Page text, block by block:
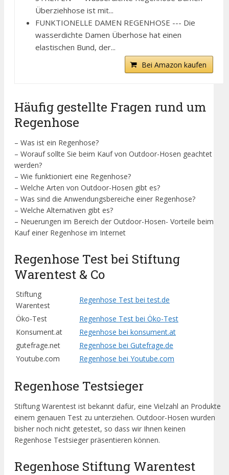
Überziehhose ist mit...
FUNKTIONELLE DAMEN REGENHOSE --- Die
wasserdichte Damen Überhose hat einen
elastischen Bund, der...
Bei Amazon kaufen
Häufig gestellte Fragen rund um
Regenhose
– Was ist ein Regenhose?
– Worauf sollte Sie beim Kauf von Outdoor-Hosen geachtet
werden?
– Wie funktioniert eine Regenhose?
– Welche Arten von Outdoor-Hosen gibt es?
– Was sind die Anwendungsbereiche einer Regenhose?
– Welche Alternativen gibt es?
– Neuerungen im Bereich der Outdoor-Hosen- Vorteile beim
Kauf einer Regenhose im Internet
Regenhose Test bei Stiftung
Warentest & Co
Stiftung
Warentest
Regenhose Test bei test.de
Öko-Test
Regenhose Test bei Öko-Test
Konsument.at
Regenhose bei konsument.at
gutefrage.net
Regenhose bei Gutefrage.de
Youtube.com
Regenhose bei Youtube.com
Regenhose Testsieger
Stiftung Warentest ist bekannt dafür, eine Vielzahl an Produkte
einem genauen Test zu unterziehen. Outdoor-Hosen wurden
bisher noch nicht getestet, so dass wir Ihnen keinen
Regenhose Testsieger präsentieren können.
Regenhose Stiftung Warentest